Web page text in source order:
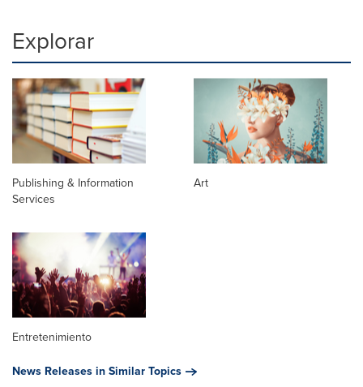
Explorar
Publishing & Information
Services
Art
Entretenimiento
News Releases in Similar Topics